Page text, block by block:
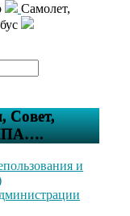
Самолет,
Совет,
и